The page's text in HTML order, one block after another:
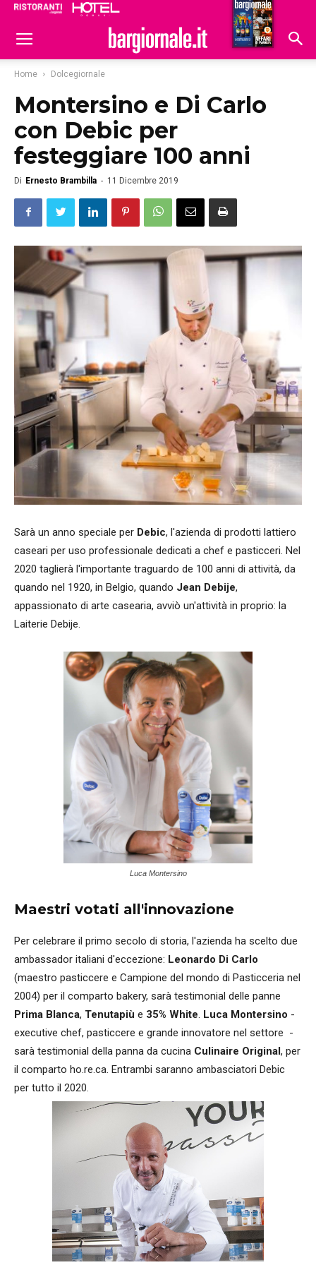
Hoteldomani
Home Dolcegiornale
Montersino e Di Carlo
con Debic per
festeggiare 100 anni
Di Ernesto Brambilla - 11 Dicembre 2019
Sarà un anno speciale per Debic, l'azienda di prodotti lattiero
caseari per uso professionale dedicati a chef e pasticceri. Nel
2020 taglierà l'importante traguardo de 100 anni di attività, da
quando nel 1920, in Belgio, quando Jean Debije,
appassionato di arte casearia, avviò un'attività in proprio: la
Laiterie Debije.
Luca Montersino
Maestri votati all'innovazione
Per celebrare il primo secolo di storia, l'azienda ha scelto due
ambassador italiani d'eccezione: Leonardo Di Carlo
(maestro pasticcere e Campione del mondo di Pasticceria nel
2004) per il comparto bakery, sarà testimonial delle panne
Prima Blanca, Tenutapiù e 35% White. Luca Montersino -
executive chef, pasticcere e grande innovatore nel settore -
sarà testimonial della panna da cucina Culinaire Original, per
il comparto ho.re.ca. Entrambi saranno ambasciatori Debic
per tutto il 2020.